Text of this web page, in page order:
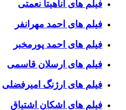
فیلم های آناهیتا نعمتی
فیلم های احمد مهرانفر
فیلم های احمد پورمخبر
فیلم های ارسلان قاسمی
فیلم های ارژنگ امیرفضلی
فیلم های اشکان اشتیاق